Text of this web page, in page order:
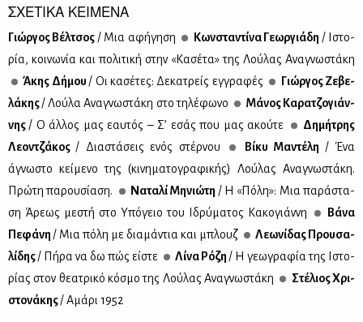
ΣΧΕΤΙΚΑ ΚΕΙΜΕΝΑ
Γιώρ­γος Βέλ­τσος / Μια αφή­γη­ση Κων­στα­ντί­να Γε­ωρ­γιά­δη / Ιστο­
ρία, κοι­νω­νία και πο­λι­τι­κή στην «Κα­σέ­τα» της Λού­λας Ανα­γνω­στά­κη
Άκης Δή­μου / Οι κα­σέ­τες: Δε­κα­τρείς εγ­γρα­φές
Γιώρ­γος Ζε­βε­
λά­κης/ Λού­λα Ανα­γνω­στά­κη στο τη­λέ­φω­νο
Μά­νος Κα­ρα­τζο­γιάν­
νης / Ο άλ­λος μας εαυ­τός – Σ’ εσάς που μας ακού­τε
Δη­μή­τρης
Λε­ον­τζά­κος / Δια­στά­σεις ενός στέρ­νου Βί­κυ Μα­ντέ­λη / Ένα
άγνω­στο κεί­με­νο της (κι­νη­μα­το­γρα­φι­κής) Λού­λας Ανα­γνω­στά­κη.
Πρώ­τη πα­ρου­σί­α­ση.
Να­τα­λί Μη­νιώ­τη / Η «Πό­λη»: Μια πα­ρά­στα­
ση Άρε­ως με­στή στο Υπό­γειο του Ιδρύ­μα­τος Κα­κο­γιάν­νη
Βά­να
Πε­φά­νη / Μια πό­λη με δια­μά­ντια και μπλουζ
Λε­ω­νί­δας Πρου­σα­
λί­δης/ Πή­ρα να δω πώς εί­στε Λί­να Ρό­ζη / Η γε­ω­γρα­φία της Ιστο­
ρί­ας στον θε­α­τρι­κό κό­σμο της Λού­λας Ανα­γνω­στά­κη
Στέ­λιος Χρι­
στο­νά­κης/ Αμά­ρι 1952